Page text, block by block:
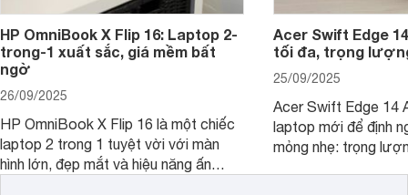
HP OmniBook X Flip 16: Laptop 2-
trong-1 xuất sắc, giá mềm bất
ngờ
26/09/2025
HP OmniBook X Flip 16 là một chiếc
laptop 2 trong 1 tuyệt vời với màn
hình lớn, đẹp mắt và hiệu năng ấn
Acer Swift Edge
tối đa, trọng
25/09/2025
Acer Swift Edge 14
laptop mới để định
mỏng nhẹ: trọng